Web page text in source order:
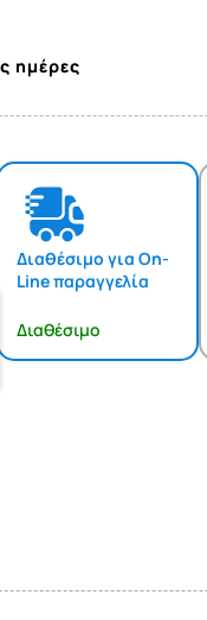
ημέρες
Διαθέσιμο για On-
Line παραγγελία
Διαθέσιμο